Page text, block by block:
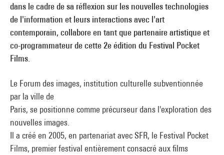
dans le cadre de sa réflexion sur les nouvelles technologies
de l'information et leurs interactions avec l'art
contemporain, collabore en tant que partenaire artistique et
co-programmateur de cette 2e édition du Festival Pocket
Films.
Le Forum des images, institution culturelle subventionnée
par la ville de
Paris, se positionne comme précurseur dans l'exploration des
nouvelles images.
Il a créé en 2005, en partenariat avec SFR, le Festival Pocket
Films, premier festival entièrement consacré aux films